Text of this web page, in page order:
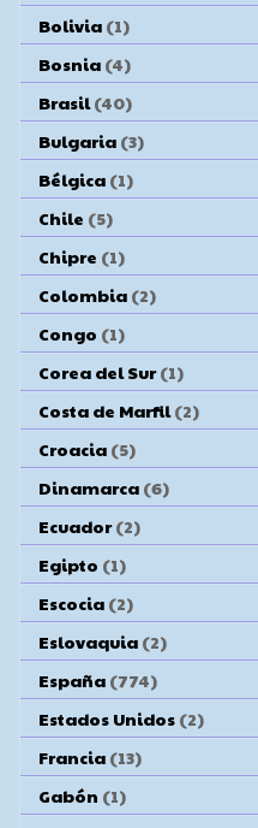
Bolivia (1)
Bosnia (4)
Brasil (40)
Bulgaria (3)
Bélgica (1)
Chile (5)
Chipre (1)
Colombia (2)
Congo (1)
Corea del Sur (1)
Costa de Marfil (2)
Croacia (5)
Dinamarca (6)
Ecuador (2)
Egipto (1)
Escocia (2)
Eslovaquia (2)
España (774)
Estados Unidos (2)
Francia (13)
Gabón (1)